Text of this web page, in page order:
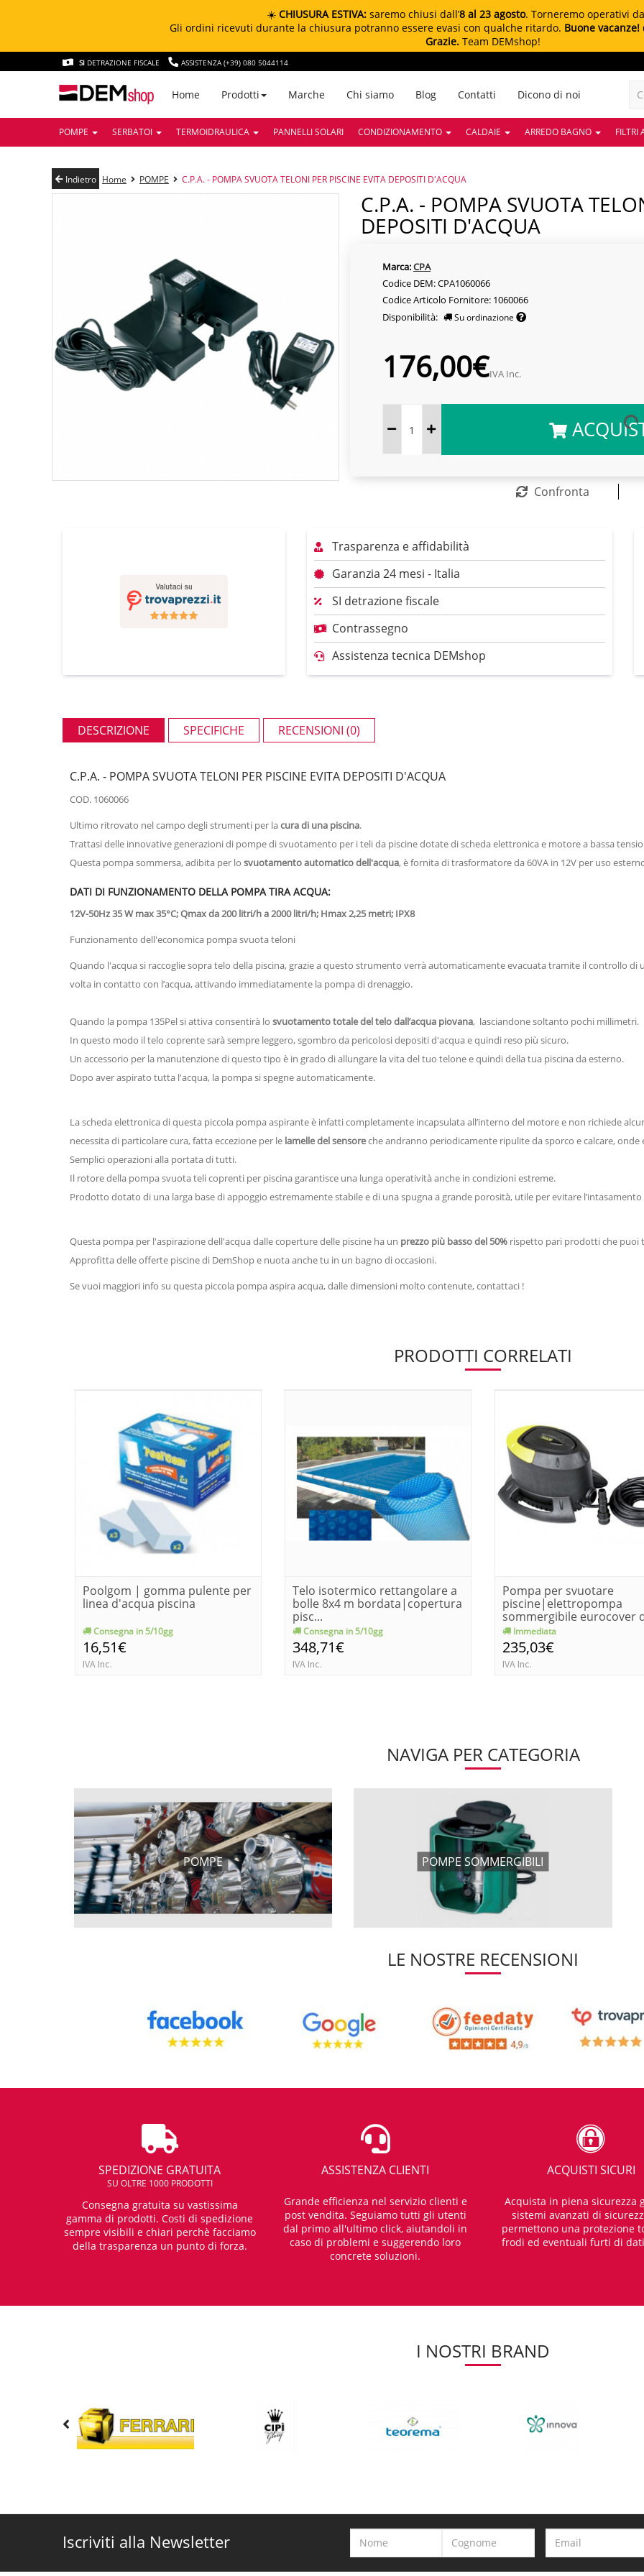
☀️ CHIUSURA ESTIVA: saremo chiusi dall’8 al 23 agosto. Torneremo operativi
Gli ordini ricevuti durante la chiusura potranno essere evasi con qualche ritardo. Buone vacanze!
Grazie. Team DEMshop!
SI DETRAZIONE FISCALE ASSISTENZA (+39) 080 5044114
Home Prodotti Marche Chi siamo Blog Contatti Dicono di noi
POMPE SERBATOI TERMOIDRAULICA PANNELLI SOLARI CONDIZIONAMENTO CALDAIE ARREDO BAGNO FILTRI
Indietro Home POMPE C.P.A. - POMPA SVUOTA TELONI PER PISCINE EVITA DEPOSITI D'ACQUA
C.P.A. - POMPA SVUOTA TELONI PER PISCINE EVITA
DEPOSITI D'ACQUA
Marca:CPA
Codice DEM: CPA1060066
Codice Articolo Fornitore: 1060066
Disponibilità:
Su ordinazione
176,00€IVA Inc.
Confronta
Trasparenza e affidabilità
Garanzia 24 mesi - Italia
SI detrazione fiscale
Contrassegno
Assistenza tecnica DEMshop
DESCRIZIONE SPECIFICHE RECENSIONI (0)
C.P.A. - POMPA SVUOTA TELONI PER PISCINE EVITA DEPOSITI D'ACQUA
COD. 1060066
Ultimo ritrovato nel campo degli strumenti per lacura di una piscina.
Trattasi delle innovative generazioni di pompe di svuotamento per i teli da piscine dotate di scheda elettronica e motore a bassa
Questa pompa sommersa, adibita per lo svuotamento automatico dell'acqua, è fornita di trasformatore da 60VA in 12V per uso
DATI DI FUNZIONAMENTO DELLA POMPA TIRA ACQUA:
12V-50Hz 35 W max 35°C; Qmax da 200 litri/h a 2000 litri/h; Hmax 2,25 metri; IPX8
Funzionamento dell'economica pompa svuota teloni
Quando l'acqua si raccoglie sopra telo della piscina, grazie a questo strumento verrà automaticamente evacuata tramite il controllo
volta in contatto con l’acqua, attivando immediatamente la pompa di drenaggio.
Quando la pompa 135Pel si attiva consentirà lo svuotamento totale del telo dall’acqua piovana, lasciandone soltanto pochi millimetri.
In questo modo il telo coprente sarà sempre leggero, sgombro da pericolosi depositi d'acqua e quindi reso più sicuro.
Un accessorio per la manutenzione di questo tipo è in grado di allungare la vita del tuo telone e quindi della tua piscina da esterno.
Dopo aver aspirato tutta l'acqua, la pompa si spegne automaticamente.
La scheda elettronica di questa piccola pompa aspirante è infatti completamente incapsulata all’interno del motore e non richiede
necessita di particolare cura, fatta eccezione per le lamelle del sensoreche andranno periodicamente ripulite da sporco e calcare, onde
Semplici operazioni alla portata di tutti.
Il rotore della pompa svuota teli coprenti per piscina garantisce una lunga operatività anche in condizioni estreme.
Prodotto dotato di una larga base di appoggio estremamente stabile e di una spugna a grande porosità, utile per evitare
Questa pompa per l'aspirazione dell'acqua dalle coperture delle piscine ha un prezzo più basso del 50% rispetto pari prodotti che puoi
Approfitta delle offerte piscine di DemShop e nuota anche tu in un bagno di occasioni.
Se vuoi maggiori info su questa piccola pompa aspira acqua, dalle dimensioni molto contenute, contattaci !
PRODOTTI CORRELATI
Poolgom | gomma pulente per
linea d'acqua piscina
Consegna in 5/10gg
16,51€
IVA Inc.
Telo isotermico rettangolare a
bolle 8x4 m bordata|copertura
pisc...
Consegna in 5/10gg
348,71€
IVA Inc.
Pompa per svuotare
piscine|elettropompa
sommergibile eurocover
Immediata
235,03€
IVA Inc.
NAVIGA PER CATEGORIA
POMPE POMPE SOMMERGIBILI
LE NOSTRE RECENSIONI
SPEDIZIONE GRATUITA
SU OLTRE 1000 PRODOTTI
Consegna gratuita su vastissima
gamma di prodotti. Costi di spedizione
sempre visibili e chiari perchè facciamo
della trasparenza un punto di forza.
ASSISTENZA CLIENTI
Grande efficienza nel servizio clienti e
post vendita. Seguiamo tutti gli utenti
dal primo all'ultimo click, aiutandoli in
caso di problemi e suggerendo loro
concrete soluzioni.
ACQUISTI SICURI
Acquista in piena sicurezza
sistemi avanzati di
permettono una protezione
frodi ed eventuali furti di
I NOSTRI BRAND
Iscriviti alla Newsletter